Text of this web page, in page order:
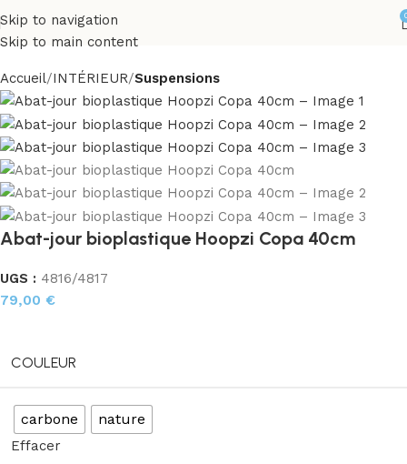
Skip to navigation
Skip to main content
Accueil INTÉRIEUR Suspensions
Abat-jour bioplastique Hoopzi Copa 40cm
UGS : 4816/4817
79,00 €
COULEUR
carbone nature
Effacer